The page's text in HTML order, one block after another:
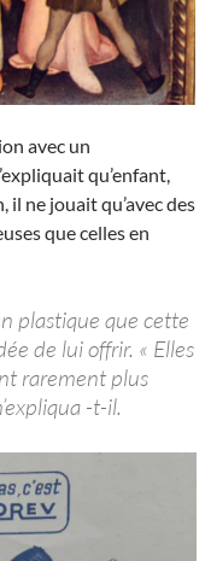
avec un
qu’enfant,
il ne jouait qu’avec des
que celles en
plastique que cette
de lui offrir. « Elles
rarement plus
-t-il.